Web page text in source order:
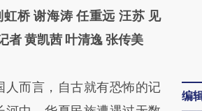
桥 谢海涛 任重远 汪苏 见
者 黄凯茜 叶清逸 张传美
财新文章
而言，自古就有恐怖的记
编